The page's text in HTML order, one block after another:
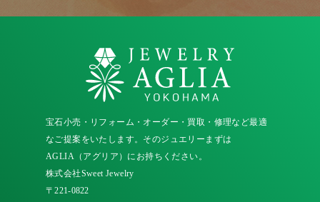
宝石小売・リフォーム・オーダー・買取・修理など最適
なご提案をいたします。そのジュエリーまずは
AGLIA（アグリア）にお持ちください。
株式会社Sweet Jewelry
〒221-0822